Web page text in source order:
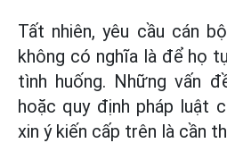
Tất nhiên, yêu cầu cán
không có nghĩa là để họ
tình huống. Những vấn
hoặc quy định pháp luật
xin ý kiến cấp trên là cần